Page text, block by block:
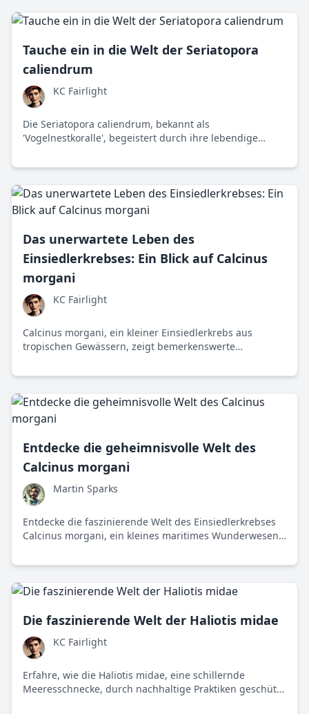
Tauche ein in die Welt der Seriatopora
caliendrum
KC Fairlight
Die Seriatopora caliendrum, bekannt als
'Vogelnestkoralle', begeistert durch ihre lebendige
eine wichtige ökologische Rolle in Korallenriffen.
Das unerwartete Leben des
Einsiedlerkrebses: Ein Blick auf Calcinus
morgani
KC Fairlight
Calcinus morgani, ein kleiner Einsiedlerkrebs aus
tropischen Gewässern, zeigt bemerkenswerte
Schutzschilde nutzt. Seine Geschichten aus dem Meer
der Umwelt nachzudenken.
Entdecke die geheimnisvolle Welt des
Calcinus morgani
Martin Sparks
Entdecke die faszinierende Welt des Einsiedlerkrebses
Calcinus morgani, ein kleines maritimes Wunderwesen
wie dieser Krebs durch kluge Anpassungen und soziale
Die faszinierende Welt der Haliotis midae
KC Fairlight
Erfahre, wie die Haliotis midae, eine schillernde
Meeresschnecke, durch nachhaltige Praktiken geschützt